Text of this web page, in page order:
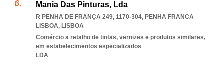
Mania Das Pinturas, Lda
R PENHA DE FRANÇA 249, 1170-304, PENHA FRANCA
LISBOA, LISBOA
Comércio a retalho de tintas, vernizes e produtos similares,
em estabelecimentos especializados
LDA